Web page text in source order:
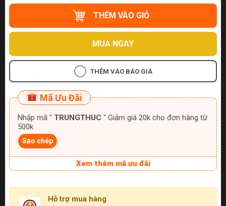
THÊM VÀO GIỎ
MUA NGAY
THÊM VÀO BÁO GIÁ
Mã Ưu Đãi
Nhập mã " TRUNGTHUC " Giảm giá 20k cho đơn hàng từ
500k
Sao chép
Xem thêm mã ưu đãi
Hỗ trợ mua hàng